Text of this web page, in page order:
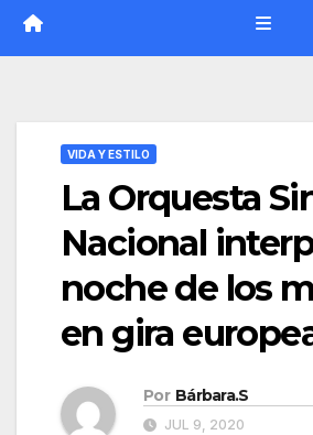
VIDA Y ESTILO
La Orquesta
Nacional
noche de los
en gira
Por Bárbara.S
JUL 9, 2020